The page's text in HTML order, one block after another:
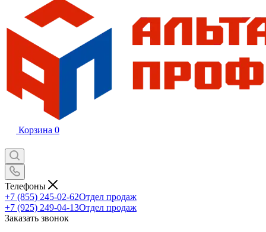
Корзина 0
Телефоны
+7 (855) 245-02-62Отдел продаж
+7 (925) 249-04-13Отдел продаж
Заказать звонок